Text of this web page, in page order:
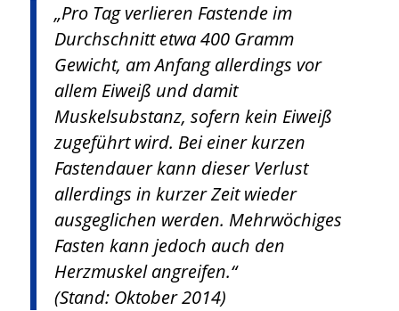
„Pro Tag verlieren Fastende im
Durchschnitt etwa 400 Gramm
Gewicht, am Anfang allerdings vor
allem Eiweiß und damit
Muskelsubstanz, sofern kein Eiweiß
zugeführt wird. Bei einer kurzen
Fastendauer kann dieser Verlust
allerdings in kurzer Zeit wieder
ausgeglichen werden. Mehrwöchiges
Fasten kann jedoch auch den
Herzmuskel angreifen.“
(Stand: Oktober 2014)